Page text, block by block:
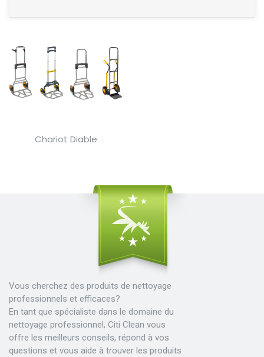
Chariot Diable
Vous cherchez des produits de nettoyage
professionnels et efficaces?
En tant que spécialiste dans le domaine du
nettoyage professionnel, Citi Clean vous
offre les meilleurs conseils, répond à vos
questions et vous aide à trouver les produits